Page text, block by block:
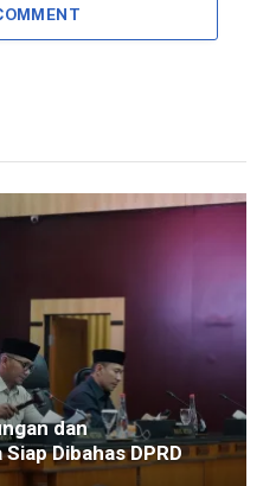
dan
Dibahas DPRD